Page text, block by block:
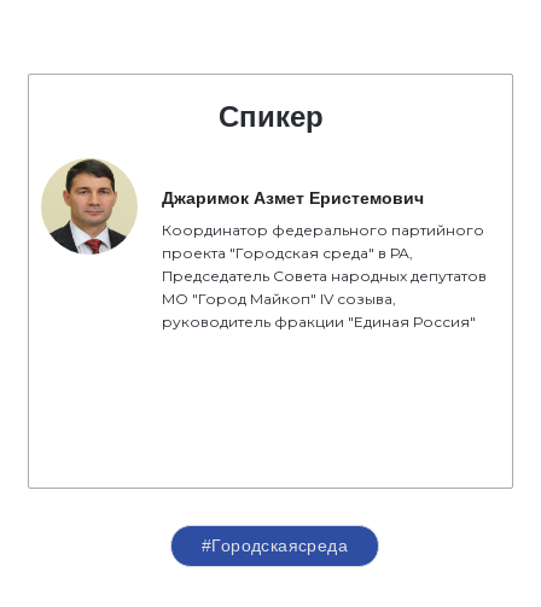
Спикер
Джаримок Азмет Еристемович
Координатор федерального партийного
проекта "Городская среда" в РА,
Председатель Совета народных депутатов
МО "Город Майкоп" IV созыва,
руководитель фракции "Единая Россия"
#Городскаясреда